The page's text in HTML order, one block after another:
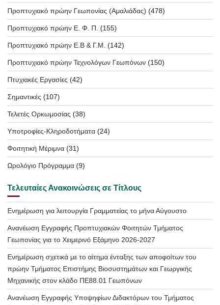
Προπτυχιακό πρώην Γεωπονίας (Αμαλιάδας) (478)
Προπτυχιακό πρώην Ε. Φ. Π. (155)
Προπτυχιακό πρώην Ε.Β & Γ.Μ. (142)
Προπτυχιακό πρώην Τεχνολόγων Γεωπόνων (150)
Πτυχιακές Εργασίες (42)
Σημαντικές (107)
Τελετές Ορκωμοσίας (38)
Υποτροφίες-Κληροδοτήματα (24)
Φοιτητική Μέριμνα (31)
Ωρολόγιο Πρόγραμμα (9)
Τελευταίες Ανακοινώσεις σε Τίτλους
Ενημέρωση για λειτουργία Γραμματείας το μήνα Αύγουστο
Ανανέωση Εγγραφής Προπτυχιακών Φοιτητών Τμήματος
Γεωπονίας για το Χειμερινό Εξάμηνο 2026-2027
Ενημέρωση σχετικά με το αίτημα ένταξης των αποφοίτων του
πρώην Τμήματος Επιστήμης Βιοσυστημάτων και Γεωργικής
Μηχανικής στον κλάδο ΠΕ88.01 Γεωπόνων
Ανανέωση Εγγραφής Υποψηφίων Διδακτόρων του Τμήματος